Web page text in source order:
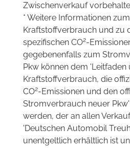
Zwischenverkauf
* Weitere Informationen
Kraftstoffverbrauch und zu
spezifischen CO2-
gegebenenfalls zum
Pkw können dem
Kraftstoffverbrauch, die
CO2-Emissionen und den
Stromverbrauch neuer
werden, der an allen
'Deutschen Automobil
unentgeltlich erhältlich ist